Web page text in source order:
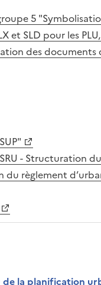
5
et SLD pour les
des documents
- Structuration
du règlement
de la planification